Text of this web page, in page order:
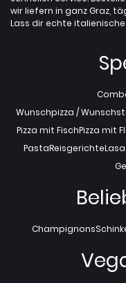
wir liefern in ganz Graz,
Lass dir echte
Wunschpizza /
Pizza mit FischPizza mit
PastaReisgerichte
Champignons